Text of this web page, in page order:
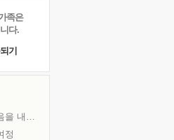
족은
다.
기
귀를 열고 마음을 내어주고
정